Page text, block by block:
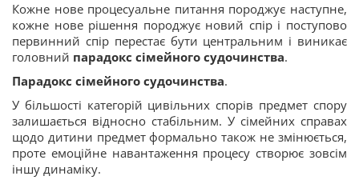
Кожне нове процесуальне питання породжує наступне,
кожне нове рішення породжує новий спір і поступово
первинний спір перестає бути центральним і виникає
головний парадокс сімейного судочинства.
Парадокс сімейного судочинства.
У більшості категорій цивільних спорів предмет спору
залишається відносно стабільним. У сімейних справах
щодо дитини предмет формально також не змінюється,
проте емоційне навантаження процесу створює зовсім
іншу динаміку.